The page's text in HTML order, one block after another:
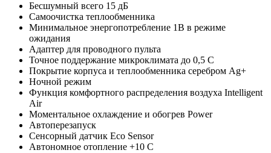
Бесшумный всего 15 дБ
Самоочистка теплообменника
Минимальное энергопотребление 1В в режиме
ожидания
Адаптер для проводного пульта
Точное поддержание микроклимата до 0,5 С
Покрытие корпуса и теплообменника серебром Ag+
Ночной режим
Функция комфортного распределения воздуха Intelligent
Air
Моментальное охлаждение и обогрев Power
Автоперезапуск
Сенсорный датчик Eco Sensor
Автономное отопление +10 С